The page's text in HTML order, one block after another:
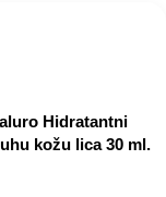
Hidratantni
kožu lica 30 ml.